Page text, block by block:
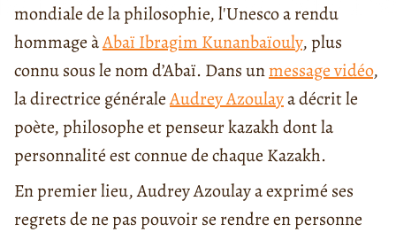
mondiale de la philosophie, l'Unesco a rendu
hommage àAbaï Ibragim Kunanbaïouly, plus
connu sous le nom d’Abaï. Dans unmessage vidéo,
la directrice généraleAudrey Azoulaya décrit le
poète, philosophe et penseur kazakh dont la
personnalité est connue de chaque Kazakh.
En premier lieu, Audrey Azoulay a exprimé ses
regrets de ne pas pouvoir se rendre en personne